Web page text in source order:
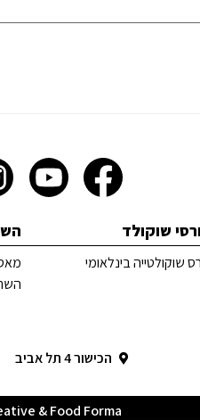
שוקולד
שוקולטייה בינלאומי
הכישור 4 תל אביב
& Food Forma